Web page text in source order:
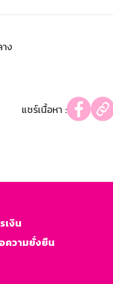
ง
แชร์เนื้อหา :
เงิน
ความยั่งยืน